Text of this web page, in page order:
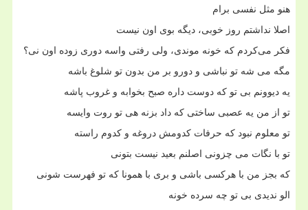
هنو مثل نفسی برام
اصلا نداشتم روز خوبی، دیگه بوی اون نیست
فکر می‌کردم که خونه موندی، ولی رفتی واسه دوری زوده اون نی؟
مگه می شه تو نباشی و دورو بر من بدون تو شلوغ باشه
یه دیوونم بی تو که دوست داره صبح بخوابه و غروب پاشه
تو از من یه عصبی ساختی که داد بزنه هی تو روت وایسه
تو معلوم نبود که حرفات کدومش دروغه و کدوم راسته
تو با نگات می چزونی اصلنم بعید نیست بتونی
که بجز من با هرکسی باشی و بری با همونا که تو فهرست شونی
الو ندیدی بی تو چه سرده خونه